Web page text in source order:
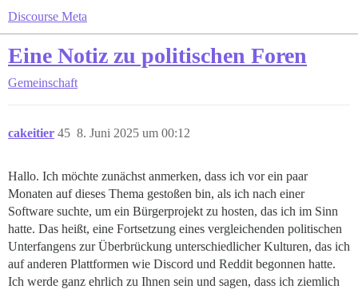
Discourse Meta
Eine Notiz zu politischen Foren
Gemeinschaft
cakeitier 8. Juni 2025 um 00:12
45
Hallo. Ich möchte zunächst anmerken, dass ich vor ein paar
Monaten auf dieses Thema gestoßen bin, als ich nach einer
Software suchte, um ein Bürgerprojekt zu hosten, das ich im Sinn
hatte. Das heißt, eine Fortsetzung eines vergleichenden politischen
Unterfangens zur Überbrückung unterschiedlicher Kulturen, das ich
auf anderen Plattformen wie Discord und Reddit begonnen hatte.
Ich werde ganz ehrlich zu Ihnen sein und sagen, dass ich ziemlich